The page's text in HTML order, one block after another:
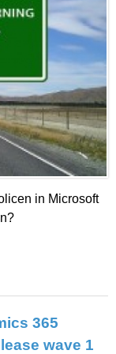
in Microsoft
365
wave 1